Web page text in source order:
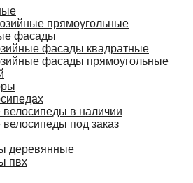
прямоугольные
фасады
фасады квадратные
фасады прямоугольные
в наличии
под заказ
деревянные
пвх